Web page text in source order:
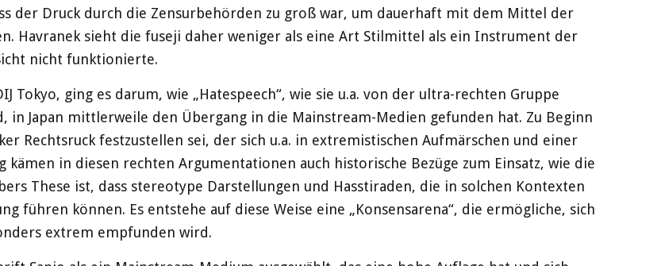
der Druck durch die Zensurbehörden zu groß war, um dauerhaft mit dem Mittel der
Havranek sieht die fuseji daher weniger als eine Art Stilmittel als ein Instrument der
nicht funktionierte.
ging es darum, wie „Hatespeech“, wie sie u.a. von der ultra-rechten Gruppe
in Japan mittlerweile den Übergang in die Mainstream-Medien gefunden hat. Zu Beginn
Rechtsruck festzustellen sei, der sich u.a. in extremistischen Aufmärschen und einer
kämen in diesen rechten Argumentationen auch historische Bezüge zum Einsatz, wie die
These ist, dass stereotype Darstellungen und Hasstiraden, die in solchen Kontexten
führen können. Es entstehe auf diese Weise eine „Konsensarena“, die ermögliche, sich
extrem empfunden wird.